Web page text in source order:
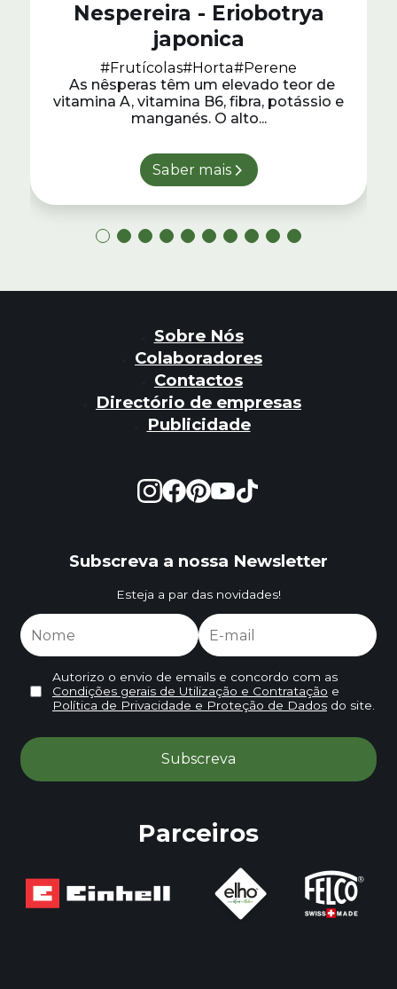
Nespereira - Eriobotrya
japonica
#Frutícolas#Horta#Perene
As nêsperas têm um elevado teor de
vitamina A, vitamina B6, fibra, potássio e
manganés. O alto...
Saber mais
Sobre Nós
Colaboradores
Contactos
Directório de empresas
Publicidade
Subscreva a nossa Newsletter
Esteja a par das novidades!
Autorizo o envio de emails e concordo com as
Condições gerais de Utilização e Contratação e
Política de Privacidade e Proteção de Dadosdo site.
Parceiros